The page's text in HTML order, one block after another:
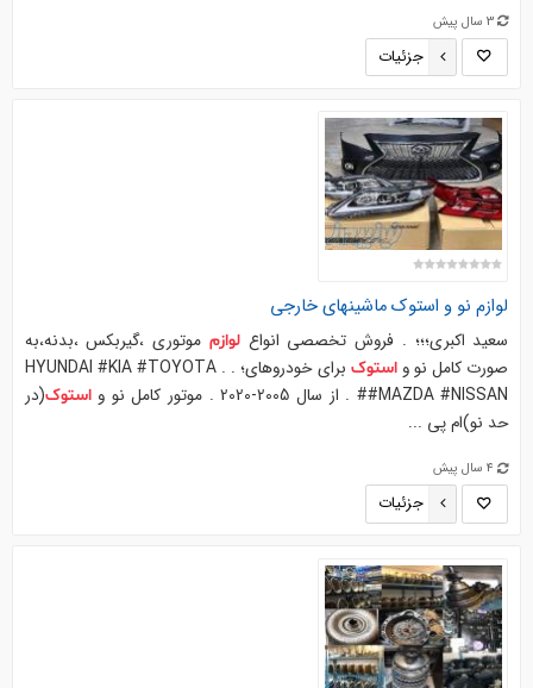
3 سال پیش
جزئیات
لوازمنو و استوکماشینهای خارجی
سعید اکبری؛؛؛ . فروش تخصصی انواعلوازم موتوری ،گیربکس ،بدنه،به
صورت کامل نو واستوک
برای خودروهای؛ . . ‏HYUNDAI #KIA #TOYOTA
#MAZDA #NISSAN# . از سال 2005-2020 . موتور کامل نو و
استوک(در
حد نو)ام پی ...
4 سال پیش
جزئیات